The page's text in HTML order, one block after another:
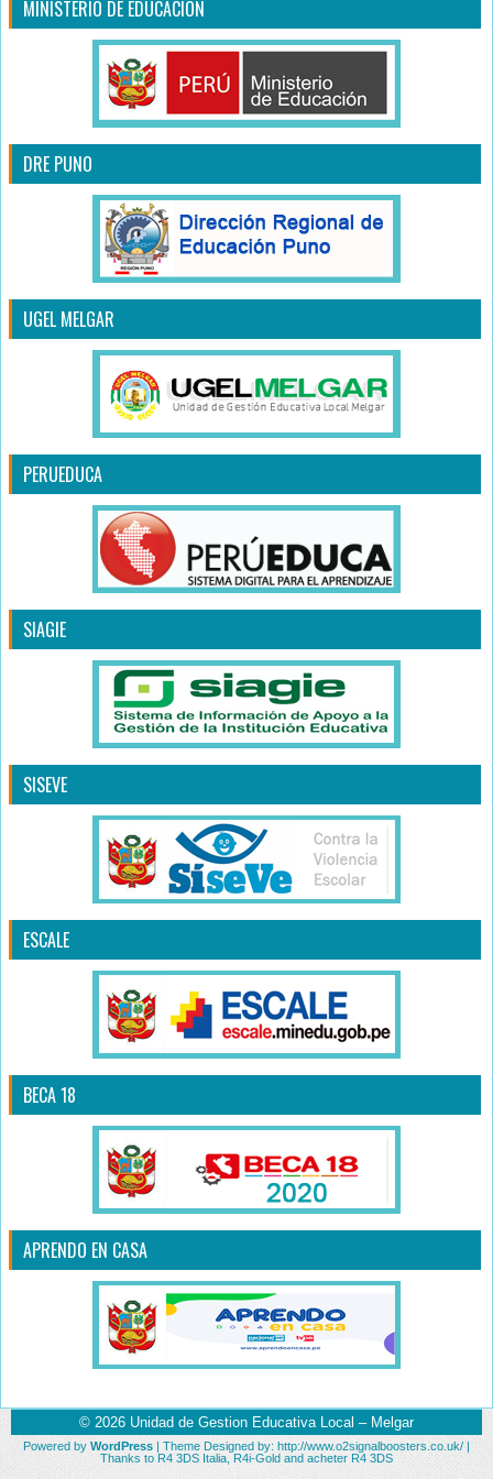
MINISTERIO DE EDUCACIÓN
DRE PUNO
UGEL MELGAR
PERUEDUCA
SIAGIE
SISEVE
ESCALE
BECA 18
APRENDO EN CASA
© 2026 Unidad de Gestion Educativa Local – Melgar
Powered by WordPress | Theme Designed by: http://www.o2signalboosters.co.uk/ |
Thanks to R4 3DS Italia R4i-Gold and acheter R4 3DS